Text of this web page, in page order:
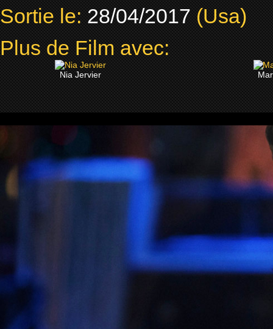
Sortie le: 28/04/2017 (Usa)
Plus de Film avec:
Nia Jervier